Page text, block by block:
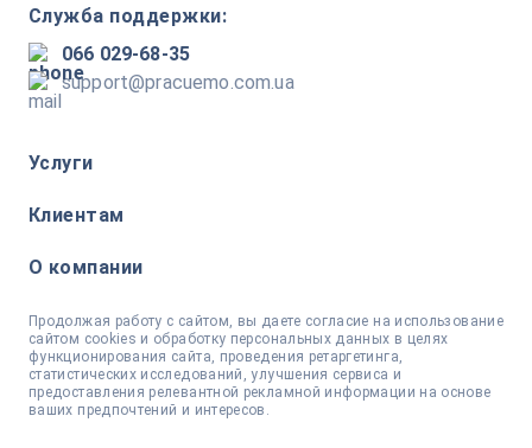
Служба поддержки:
066 029-68-35
support@pracuemo.com.ua
Услуги
Клиентам
О компании
Продолжая работу с сайтом, вы даете согласие на использование
сайтом cookies и обработку персональных данных в целях
функционирования сайта, проведения ретаргетинга,
статистических исследований, улучшения сервиса и
предоставления релевантной рекламной информации на основе
ваших предпочтений и интересов.